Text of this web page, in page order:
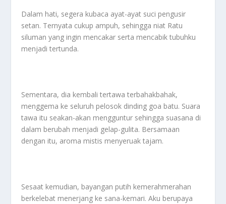
Dalam hati, segera kubaca ayat-ayat suci pengusir
setan. Ternyata cukup ampuh, sehingga niat Ratu
siluman yang ingin mencakar serta mencabik tubuhku
menjadi tertunda.
Sementara, dia kembali tertawa terbahakbahak,
menggema ke seluruh pelosok dinding goa batu. Suara
tawa itu seakan-akan mengguntur sehingga suasana di
dalam berubah menjadi gelap-gulita. Bersamaan
dengan itu, aroma mistis menyeruak tajam.
Sesaat kemudian, bayangan putih kemerahmerahan
berkelebat menerjang ke sana-kemari. Aku berupaya